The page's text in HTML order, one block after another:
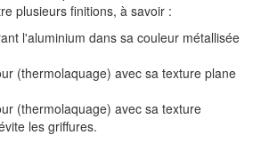
plusieurs finitions, à savoir :
l'aluminium dans sa couleur métallisée
(thermolaquage) avec sa texture plane
(thermolaquage) avec sa texture
les griffures.